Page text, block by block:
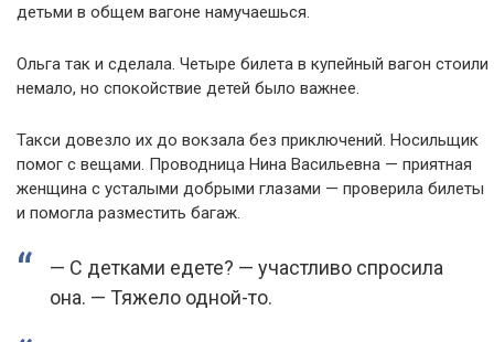
детьми в общем вагоне намучаешься.
Ольга так и сделала. Четыре билета в купейный вагон стоили
немало, но спокойствие детей было важнее.
Такси довезло их до вокзала без приключений. Носильщик
помог с вещами. Проводница Нина Васильевна — приятная
женщина с усталыми добрыми глазами — проверила билеты
и помогла разместить багаж.
— С детками едете? — участливо спросила
она. — Тяжело одной-то.